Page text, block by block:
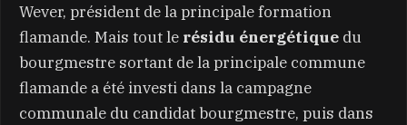
Wever, président de la principale formation
flamande. Mais tout le résidu énergétique du
bourgmestre sortant de la principale commune
flamande a été investi dans la campagne
communale du candidat bourgmestre, puis dans